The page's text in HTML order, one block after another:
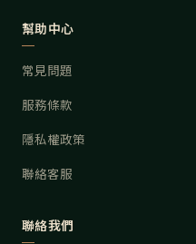
幫助中心
常見問題
服務條款
隱私權政策
聯絡客服
聯絡我們